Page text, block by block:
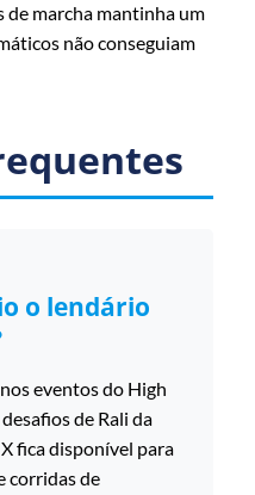
de marcha mantinha um
não conseguiam
o lendário
eventos do High
de Rali da
fica disponível para
corridas de